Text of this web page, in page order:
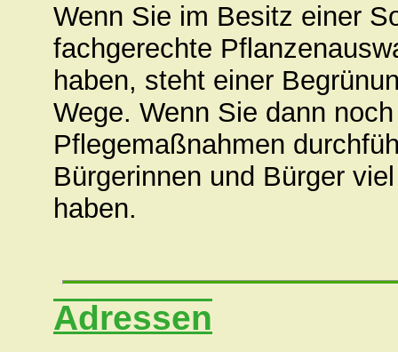
Wenn Sie im Besitz einer
fachgerechte
haben, steht einer
Wege. Wenn Sie dann
Pflegemaßnahmen
Bürgerinnen und Bürger
haben.
Adressen